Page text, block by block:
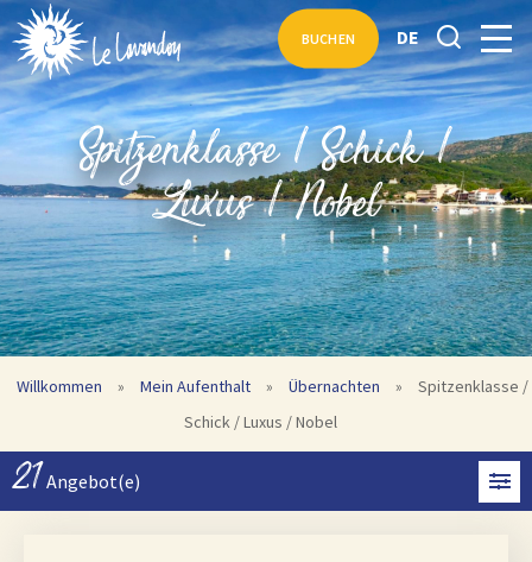
BUCHEN DE
Spitzenklasse / Schick /
Luxus / Nobel
Willkommen » Mein Aufenthalt » Übernachten »
Spitzenklasse /
Schick / Luxus / Nobel
21Angebot(e)